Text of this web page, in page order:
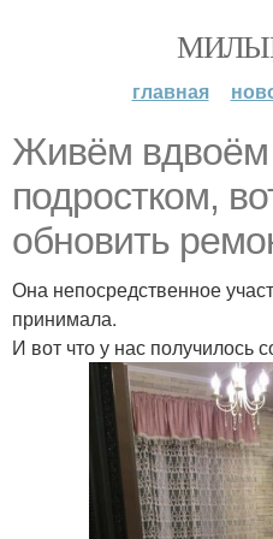
главная
Живём вдвоём
подростком,
обновить
Она непосредственное
принимала.
И вот что у нас получилось